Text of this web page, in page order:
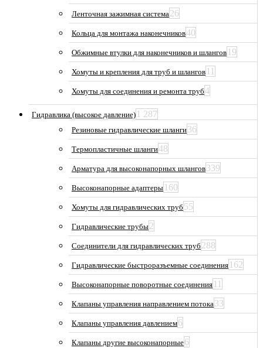
Ленточная зажимная система26
Кольца для монтажа наконечников40
Обжимные втулки для наконечников и шлангов 19
Хомуты и крепления для труб и шлангов 11
Хомуты для соединения и ремонта труб4
Гидравлика (высокое давление) 1 287
Резиновые гидравлические шланги36
Термопластичные шланги48
Арматура для высоконапорных шлангов339
Высоконапорные адаптеры 160
Хомуты для гидравлических труб 55
Гидравлические трубы2
Соединители для гидравлических труб 288
Гидравлические быстроразъемные соединения 162
Высоконапорные поворотные соединения 11
Клапаны управления направлением потока33
Клапаны управления давлением6
Клапаны другие высоконапорные6